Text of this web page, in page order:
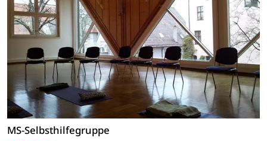
MS-Selbsthilfegruppe